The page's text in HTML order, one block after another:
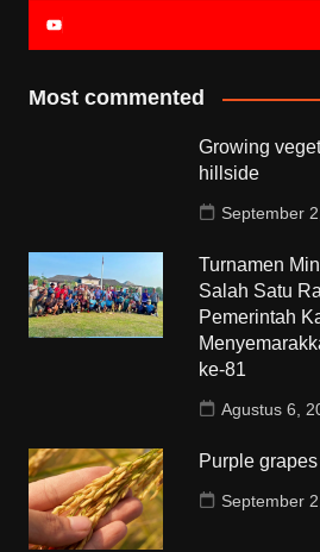
Most commented
Growing
hillside
September
Turnamen
Salah Satu
Pemerintah
ke-81
Agustus 6,
Purple
September